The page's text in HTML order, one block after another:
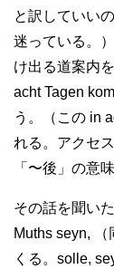
と訳していい
迷っている。
け出る道案内
acht Tagen
う。（この in
れる。アクセ
「〜後」の意
その話を聞い
Muths seyn,
くる。solle,